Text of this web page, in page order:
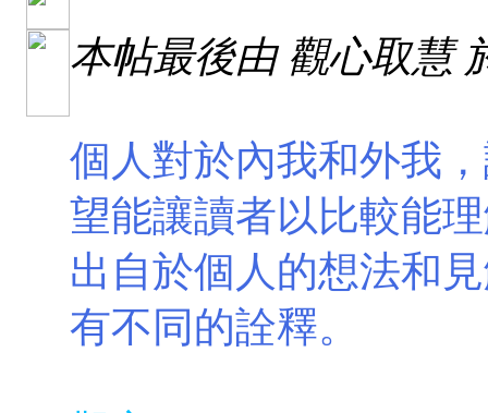
本帖最後由 觀心取慧
個人對於內我和外我
望能讓讀者以比較能
出自於個人的想法和
有不同的詮釋。